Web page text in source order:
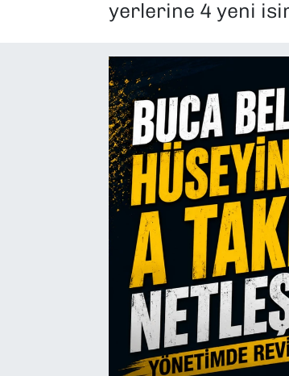
yerlerine 4 yeni
TEKNOLOJİ
YEREL YÖNETİMLER